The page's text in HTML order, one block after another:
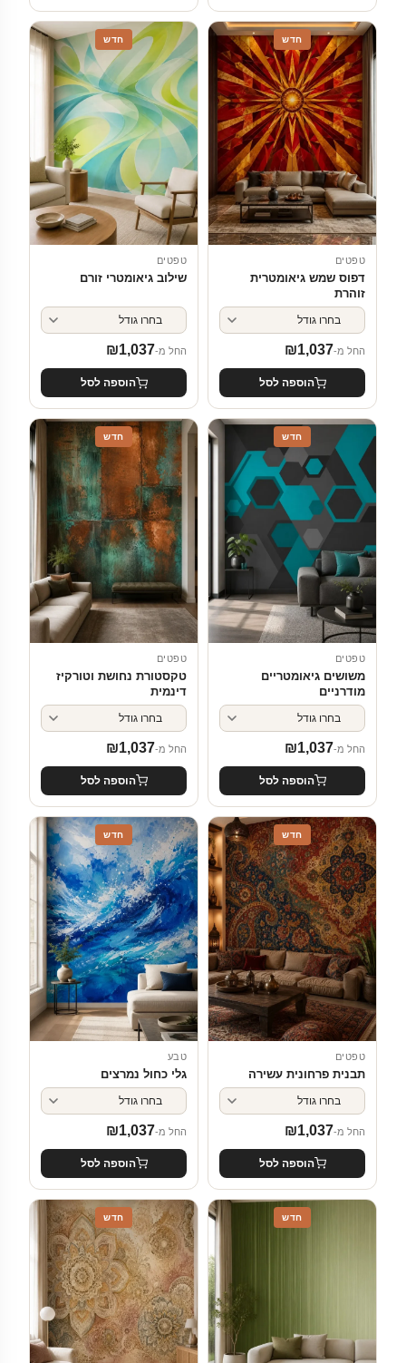
חדש
טפטים
דפוס שמש גיאומטרית
זוהרת
החל מ- ₪1,037
הוספה לסל
חדש
טפטים
שילוב גיאומטרי זורם
החל מ- ₪1,037
הוספה לסל
חדש
טפטים
משושים גיאומטריים
מודרניים
החל מ- ₪1,037
הוספה לסל
חדש
טפטים
טקסטורת נחושת וטורקיז
דינמית
החל מ- ₪1,037
הוספה לסל
חדש
טפטים
תבנית פרחונית עשירה
החל מ- ₪1,037
הוספה לסל
חדש
טבע
גלי כחול נמרצים
החל מ- ₪1,037
הוספה לסל
חדש חדש